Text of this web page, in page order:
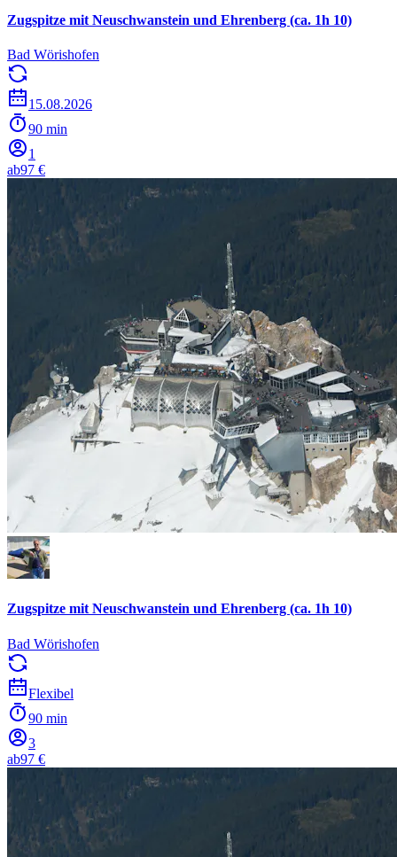
Zugspitze mit Neuschwanstein und Ehrenberg (ca. 1h 10)
Bad Wörishofen
15.08.2026
90 min
1
ab97 €
Zugspitze mit Neuschwanstein und Ehrenberg (ca. 1h 10)
Bad Wörishofen
Flexibel
90 min
3
ab97 €